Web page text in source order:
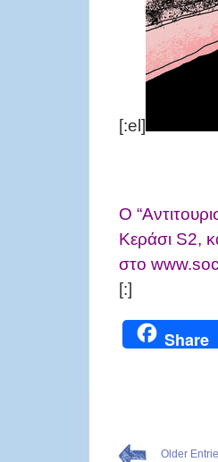
[:el]
O
Κεράσι S2,
στο
[:]
Share
Older